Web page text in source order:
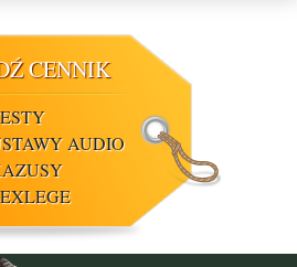
CENNIK
AUDIO